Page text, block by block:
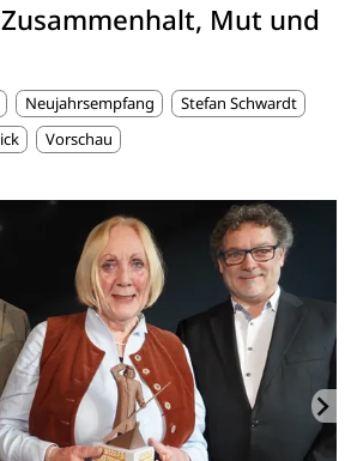
Mut und
Neujahrsempfang
Stefan Schwardt
Vorschau